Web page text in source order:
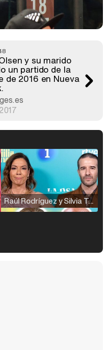
y su marido
un partido de la
de 2016 en Nueva
Raúl Rodríguez y Silvia Taulés nos cuentan su papel en 'La familia de la tele'